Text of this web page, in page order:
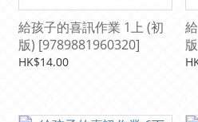
給孩子的喜訊作業 1上 (初
版) [9789881960320]
HK$14.00